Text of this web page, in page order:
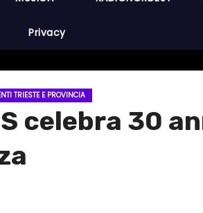
Privacy
TRIESTE E PROVINCIA
celebra 30